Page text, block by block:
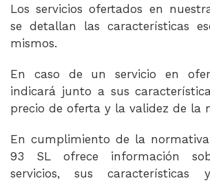
Los servicios ofertados en
se detallan las características
mismos.
En caso de un servicio en
indicará junto a sus
precio de oferta y la validez de la
En cumplimiento de la normativa
93 SL ofrece información
servicios, sus características